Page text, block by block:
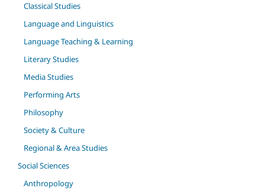
Classical Studies
Language and Linguistics
Language Teaching & Learning
Literary Studies
Media Studies
Performing Arts
Philosophy
Society & Culture
Regional & Area Studies
Social Sciences
Anthropology